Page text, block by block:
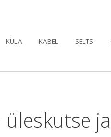
KÜLA KABEL SELTS
ja